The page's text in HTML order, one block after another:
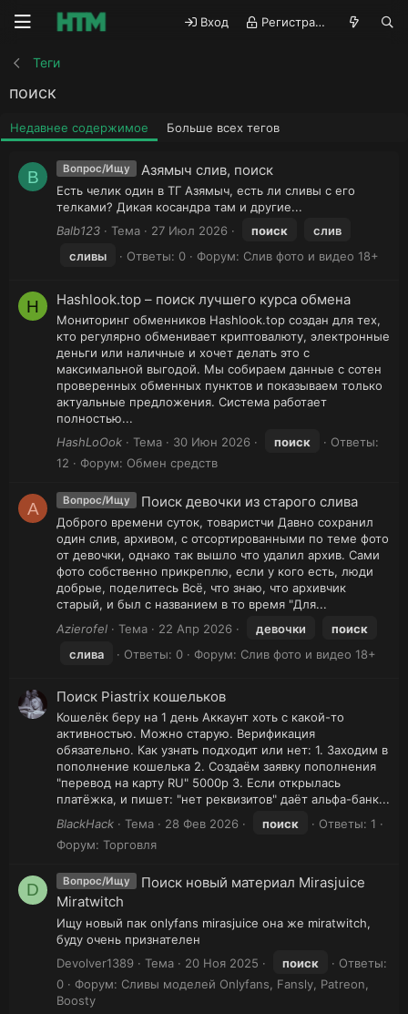
Вход Регистрация
Теги
поиск
Недавнее содержимое Больше всех тегов
B Вопрос/Ищу Азямыч слив, поиск
Есть челик один в ТГ Азямыч, есть ли сливы с его
телками? Дикая косандра там и другие...
Balb123
Тема 27 Июл 2026 поиск
слив
сливы
Ответы: 0 Форум: Слив фото и видео 18+
H Hashlook.top – поиск лучшего курса обмена
Мониторинг обменников Hashlook.top создан для тех,
кто регулярно обменивает криптовалюту, электронные
деньги или наличные и хочет делать это с
максимальной выгодой. Мы собираем данные с сотен
проверенных обменных пунктов и показываем только
актуальные предложения. Система работает
полностью...
HashLoOok
Тема 30 Июн 2026 поиск
Ответы:
12
Форум: Обмен средств
A Вопрос/Ищу Поиск девочки из старого слива
Доброго времени суток, товаристчи Давно сохранил
один слив, архивом, с отсортированными по теме фото
от девочки, однако так вышло что удалил архив. Сами
фото собственно прикреплю, если у кого есть, люди
добрые, поделитесь Всё, что знаю, что архивчик
старый, и был с названием в то время "Для...
Azierofel
Тема 22 Апр 2026 девочки
поиск
слива
Ответы: 0 Форум: Слив фото и видео 18+
Поиск Piastrix кошельков
Кошелёк беру на 1 день Аккаунт хоть с какой-то
активностью. Можно старую. Верификация
обязательно. Как узнать подходит или нет: 1. Заходим в
пополнение кошелька 2. Создаём заявку пополнения
"перевод на карту RU" 5000р 3. Если открылась
платёжка, и пишет: "нет реквизитов" даёт альфа-банк...
BlackHack
Тема 28 Фев 2026 поиск
Ответы: 1
Форум: Торговля
D Вопрос/Ищу
Поиск новый материал Mirasjuice
Miratwitch
Ищу новый пак onlyfans mirasjuice она же miratwitch,
буду очень признателен
Devolver1389
Тема 20 Ноя 2025 поиск
Ответы:
0
Форум: Сливы моделей Onlyfans, Fansly, Patreon,
Boosty